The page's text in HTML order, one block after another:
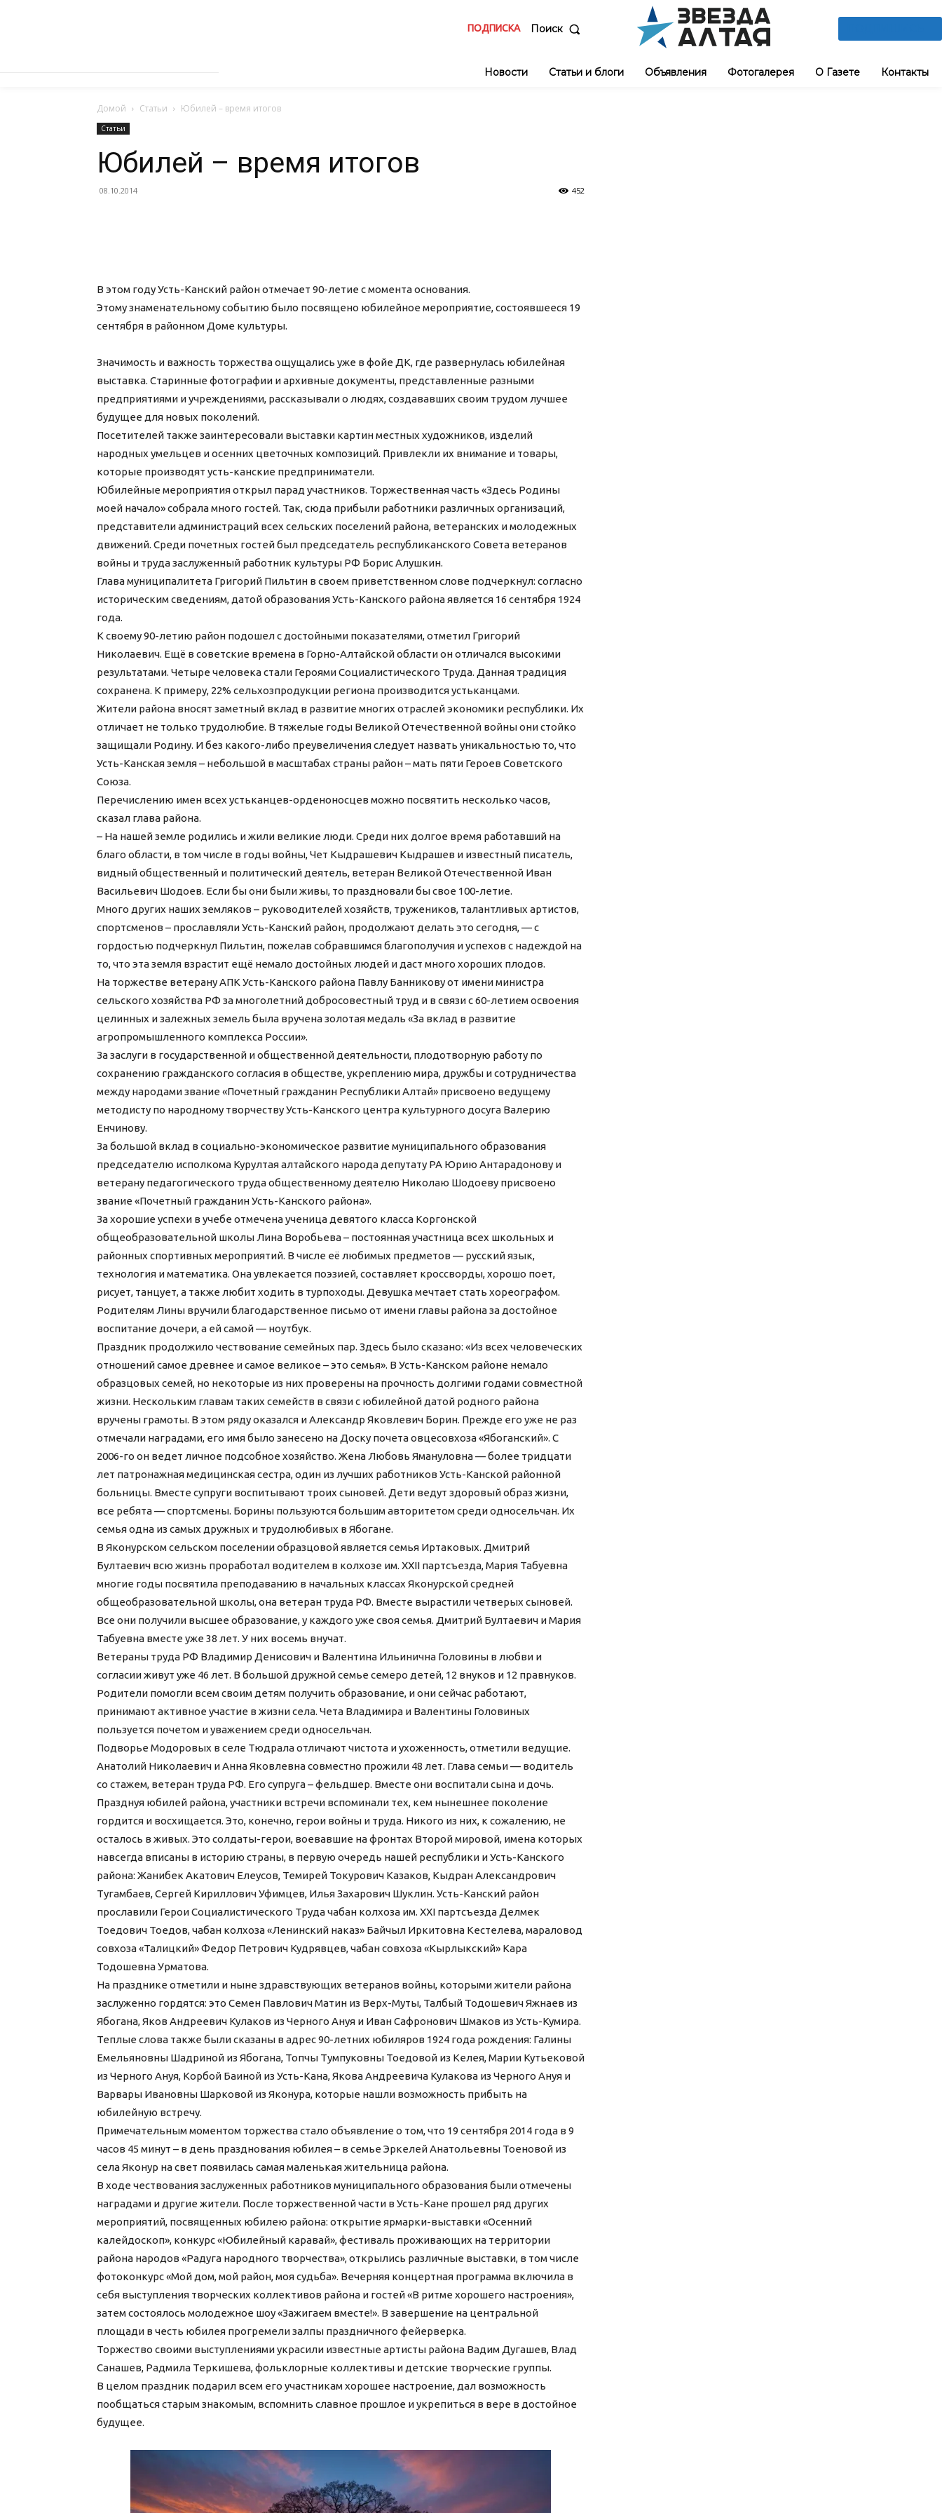
ПОДПИСКА Поиск
Новости Статьи и блоги Объявления Фотогалерея О Газете Контакты
Домой Статьи Юбилей – время итогов
Статьи
Юбилей – время итогов
08.10.2014 452
В этом году Усть-Канский район отмечает 90-летие с момента основания.
Этому знаменательному событию было посвящено юбилейное мероприятие, состоявшееся 19
сентября в районном Доме культуры.
Значимость и важность торжества ощущались уже в фойе ДК, где развернулась юбилейная
выставка. Старинные фотографии и архивные документы, представленные разными
предприятиями и учреждениями, рассказывали о людях, создававших своим трудом лучшее
будущее для новых поколений.
Посетителей также заинтересовали выставки картин местных художников, изделий
народных умельцев и осенних цветочных композиций. Привлекли их внимание и товары,
которые производят усть-канские предприниматели.
Юбилейные мероприятия открыл парад участников. Торжественная часть «Здесь Родины
моей начало» собрала много гостей. Так, сюда прибыли работники различных организаций,
представители администраций всех сельских поселений района, ветеранских и молодежных
движений. Среди почетных гостей был председатель республиканского Совета ветеранов
войны и труда заслуженный работник культуры РФ Борис Алушкин.
Глава муниципалитета Григорий Пильтин в своем приветственном слове подчеркнул: согласно
историческим сведениям, датой образования Усть-Канского района является 16 сентября 1924
года.
К своему 90-летию район подошел с достойными показателями, отметил Григорий
Николаевич. Ещё в советские времена в Горно-Алтайской области он отличался высокими
результатами. Четыре человека стали Героями Социалистического Труда. Данная традиция
сохранена. К примеру, 22% сельхозпродукции региона производится устьканцами.
Жители района вносят заметный вклад в развитие многих отраслей экономики республики. Их
отличает не только трудолюбие. В тяжелые годы Великой Отечественной войны они стойко
защищали Родину. И без какого-либо преувеличения следует назвать уникальностью то, что
Усть-Канская земля – небольшой в масштабах страны район – мать пяти Героев Советского
Союза.
Перечислению имен всех устьканцев-орденоносцев можно посвятить несколько часов,
сказал глава района.
– На нашей земле родились и жили великие люди. Среди них долгое время работавший на
благо области, в том числе в годы войны, Чет Кыдрашевич Кыдрашев и известный писатель,
видный общественный и политический деятель, ветеран Великой Отечественной Иван
Васильевич Шодоев. Если бы они были живы, то праздновали бы свое 100-летие.
Много других наших земляков – руководителей хозяйств, тружеников, талантливых артистов,
спортсменов – прославляли Усть-Канский район, продолжают делать это сегодня, — с
гордостью подчеркнул Пильтин, пожелав собравшимся благополучия и успехов с надеждой на
то, что эта земля взрастит ещё немало достойных людей и даст много хороших плодов.
На торжестве ветерану АПК Усть-Канского района Павлу Банникову от имени министра
сельского хозяйства РФ за многолетний добросовестный труд и в связи с 60-летием освоения
целинных и залежных земель была вручена золотая медаль «За вклад в развитие
агропромышленного комплекса России».
За заслуги в государственной и общественной деятельности, плодотворную работу по
сохранению гражданского согласия в обществе, укреплению мира, дружбы и сотрудничества
между народами звание «Почетный гражданин Республики Алтай» присвоено ведущему
методисту по народному творчеству Усть-Канского центра культурного досуга Валерию
Енчинову.
За большой вклад в социально-экономическое развитие муниципального образования
председателю исполкома Курултая алтайского народа депутату РА Юрию Антарадонову и
ветерану педагогического труда общественному деятелю Николаю Шодоеву присвоено
звание «Почетный гражданин Усть-Канского района».
За хорошие успехи в учебе отмечена ученица девятого класса Коргонской
общеобразовательной школы Лина Воробьева – постоянная участница всех школьных и
районных спортивных мероприятий. В числе её любимых предметов — русский язык,
технология и математика. Она увлекается поэзией, составляет кроссворды, хорошо поет,
рисует, танцует, а также любит ходить в турпоходы. Девушка мечтает стать хореографом.
Родителям Лины вручили благодарственное письмо от имени главы района за достойное
воспитание дочери, а ей самой — ноутбук.
Праздник продолжило чествование семейных пар. Здесь было сказано: «Из всех человеческих
отношений самое древнее и самое великое – это семья». В Усть-Канском районе немало
образцовых семей, но некоторые из них проверены на прочность долгими годами совместной
жизни. Нескольким главам таких семейств в связи с юбилейной датой родного района
вручены грамоты. В этом ряду оказался и Александр Яковлевич Борин. Прежде его уже не раз
отмечали наградами, его имя было занесено на Доску почета овцесовхоза «Ябоганский». С
2006-го он ведет личное подсобное хозяйство. Жена Любовь Ямануловна — более тридцати
лет патронажная медицинская сестра, один из лучших работников Усть-Канской районной
больницы. Вместе супруги воспитывают троих сыновей. Дети ведут здоровый образ жизни,
все ребята — спортсмены. Борины пользуются большим авторитетом среди односельчан. Их
семья одна из самых дружных и трудолюбивых в Ябогане.
В Яконурском сельском поселении образцовой является семья Иртаковых. Дмитрий
Бултаевич всю жизнь проработал водителем в колхозе им. XXII партсъезда, Мария Табуевна
многие годы посвятила преподаванию в начальных классах Яконурской средней
общеобразовательной школы, она ветеран труда РФ. Вместе вырастили четверых сыновей.
Все они получили высшее образование, у каждого уже своя семья. Дмитрий Бултаевич и Мария
Табуевна вместе уже 38 лет. У них восемь внучат.
Ветераны труда РФ Владимир Денисович и Валентина Ильинична Головины в любви и
согласии живут уже 46 лет. В большой дружной семье семеро детей, 12 внуков и 12 правнуков.
Родители помогли всем своим детям получить образование, и они сейчас работают,
принимают активное участие в жизни села. Чета Владимира и Валентины Головиных
пользуется почетом и уважением среди односельчан.
Подворье Модоровых в селе Тюдрала отличают чистота и ухоженность, отметили ведущие.
Анатолий Николаевич и Анна Яковлевна совместно прожили 48 лет. Глава семьи — водитель
со стажем, ветеран труда РФ. Его супруга – фельдшер. Вместе они воспитали сына и дочь.
Празднуя юбилей района, участники встречи вспоминали тех, кем нынешнее поколение
гордится и восхищается. Это, конечно, герои войны и труда. Никого из них, к сожалению, не
осталось в живых. Это солдаты-герои, воевавшие на фронтах Второй мировой, имена которых
навсегда вписаны в историю страны, в первую очередь нашей республики и Усть-Канского
района: Жанибек Акатович Елеусов, Темирей Токурович Казаков, Кыдран Александрович
Тугамбаев, Сергей Кириллович Уфимцев, Илья Захарович Шуклин. Усть-Канский район
прославили Герои Социалистического Труда чабан колхоза им. XXI партсъезда Делмек
Тоедович Тоедов, чабан колхоза «Ленинский наказ» Байчыл Иркитовна Кестелева, мараловод
совхоза «Талицкий» Федор Петрович Кудрявцев, чабан совхоза «Кырлыкский» Кара
Тодошевна Урматова.
На празднике отметили и ныне здравствующих ветеранов войны, которыми жители района
заслуженно гордятся: это Семен Павлович Матин из Верх-Муты, Талбый Тодошевич Яжнаев из
Ябогана, Яков Андреевич Кулаков из Черного Ануя и Иван Сафронович Шмаков из Усть-Кумира.
Теплые слова также были сказаны в адрес 90-летних юбиляров 1924 года рождения: Галины
Емельяновны Шадриной из Ябогана, Топчы Тумпуковны Тоедовой из Келея, Марии Кутьековой
из Черного Ануя, Корбой Баиной из Усть-Кана, Якова Андреевича Кулакова из Черного Ануя и
Варвары Ивановны Шарковой из Яконура, которые нашли возможность прибыть на
юбилейную встречу.
Примечательным моментом торжества стало объявление о том, что 19 сентября 2014 года в 9
часов 45 минут – в день празднования юбилея – в семье Эркелей Анатольевны Тоеновой из
села Яконур на свет появилась самая маленькая жительница района.
В ходе чествования заслуженных работников муниципального образования были отмечены
наградами и другие жители. После торжественной части в Усть-Кане прошел ряд других
мероприятий, посвященных юбилею района: открытие ярмарки-выставки «Осенний
калейдоскоп», конкурс «Юбилейный каравай», фестиваль проживающих на территории
района народов «Радуга народного творчества», открылись различные выставки, в том числе
фотоконкурс «Мой дом, мой район, моя судьба». Вечерняя концертная программа включила в
себя выступления творческих коллективов района и гостей «В ритме хорошего настроения»,
затем состоялось молодежное шоу «Зажигаем вместе!». В завершение на центральной
площади в честь юбилея прогремели залпы праздничного фейерверка.
Торжество своими выступлениями украсили известные артисты района Вадим Дугашев, Влад
Санашев, Радмила Теркишева, фольклорные коллективы и детские творческие группы.
В целом праздник подарил всем его участникам хорошее настроение, дал возможность
пообщаться старым знакомым, вспомнить славное прошлое и укрепиться в вере в достойное
будущее.